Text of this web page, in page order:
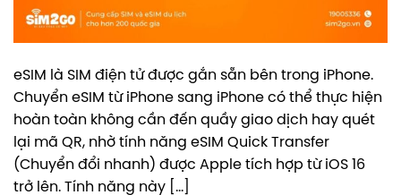
eSIM là SIM điện tử được gắn sẵn bên trong iPhone.
Chuyển eSIM từ iPhone sang iPhone có thể thực hiện
hoàn toàn không cần đến quầy giao dịch hay quét
lại mã QR, nhờ tính năng eSIM Quick Transfer
(Chuyển đổi nhanh) được Apple tích hợp từ iOS 16
trở lên. Tính năng này […]